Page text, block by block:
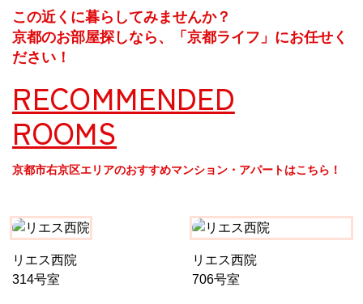
この近くに暮らしてみませんか？
京都のお部屋探しなら、「京都ライフ」にお任せく
ださい！
RECOMMENDED
ROOMS
京都市右京区エリアのおすすめマンション・アパートはこちら！
リエス西院
314号室
リエス西院
706号室